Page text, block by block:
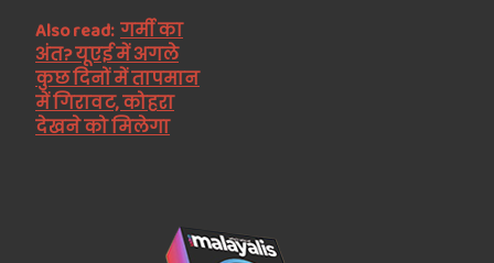
Also read: गर्मी का
अंत? यूएई में अगले
कुछ दिनों में तापमान
में गिरावट, कोहरा
देखने को मिलेगा